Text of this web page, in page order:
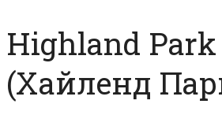
Highland Park
(Хайленд